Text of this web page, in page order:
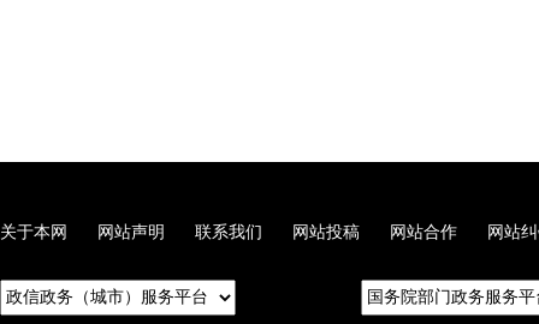
关于本网 网站声明 联系我们 网站投稿 网站合作 网站